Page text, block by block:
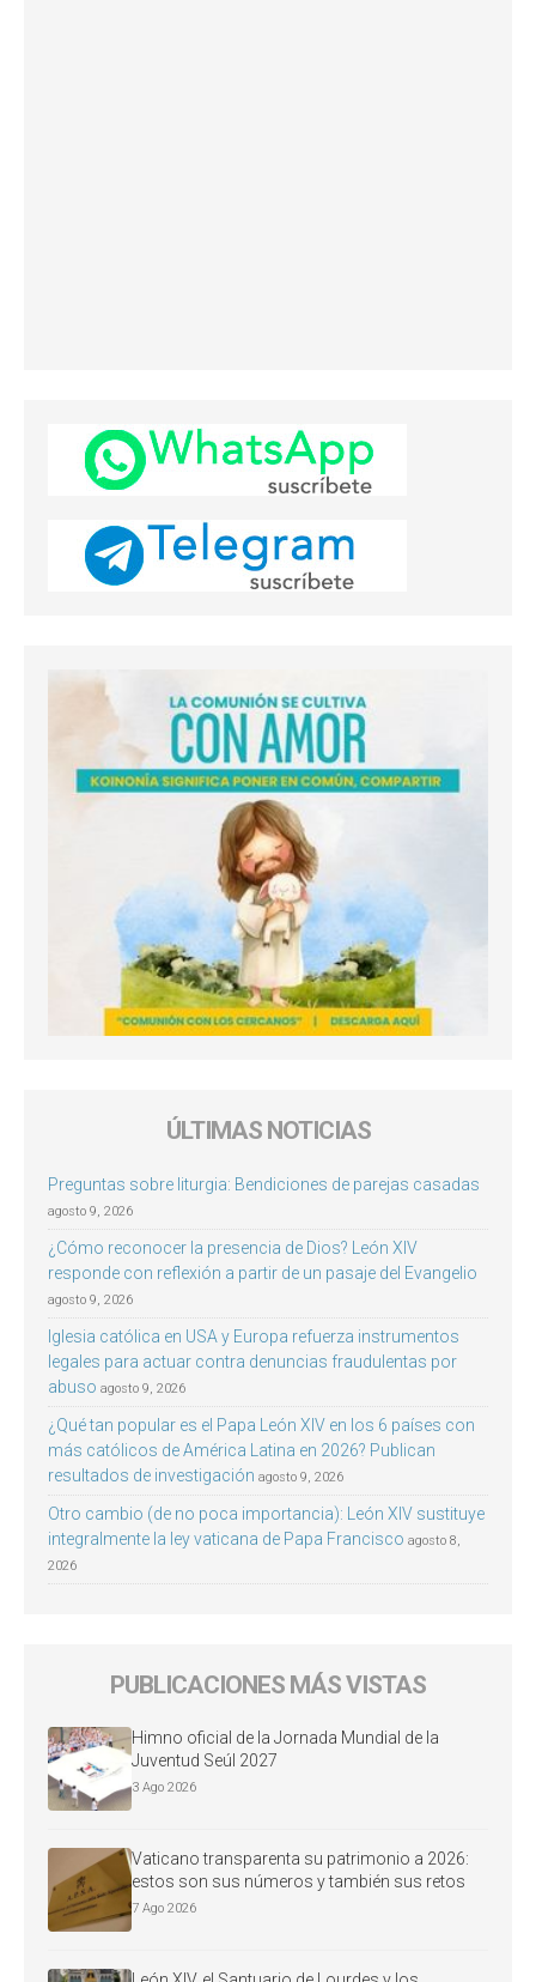
ÚLTIMAS NOTICIAS
Preguntas sobre liturgia: Bendiciones de parejas casadas
agosto 9, 2026
¿Cómo reconocer la presencia de Dios? León XIV
responde con reflexión a partir de un pasaje del Evangelio
agosto 9, 2026
Iglesia católica en USA y Europa refuerza instrumentos
legales para actuar contra denuncias fraudulentas por
abuso agosto 9, 2026
¿Qué tan popular es el Papa León XIV en los 6 países con
más católicos de América Latina en 2026? Publican
resultados de investigación agosto 9, 2026
Otro cambio (de no poca importancia): León XIV sustituye
integralmente la ley vaticana de Papa Francisco agosto 8,
2026
PUBLICACIONES MÁS VISTAS
Himno oficial de la Jornada Mundial de la
Juventud Seúl 2027
3 Ago 2026
Vaticano transparenta su patrimonio a 2026:
estos son sus números y también sus retos
7 Ago 2026